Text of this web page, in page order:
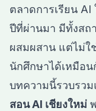
ตลาดการเรียน AI
ปีที่ผ่านมา มีทั้งสถ
ผสมผสาน แต่ไม่ใ
นักศึกษาได้เหมือ
บทความนี้รวบรวม
สอน AI เชียงใหม่